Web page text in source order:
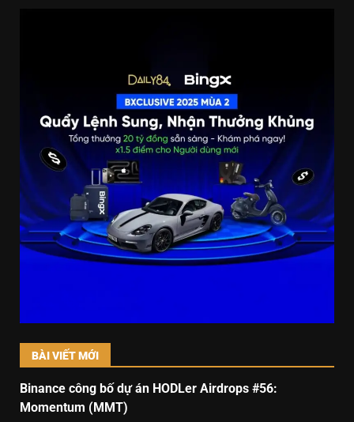
BÀI VIẾT MỚI
Binance công bố dự án HODLer Airdrops #56:
Momentum (MMT)